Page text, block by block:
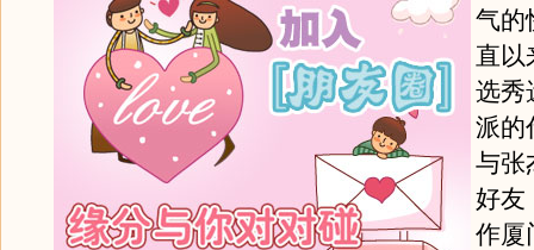
气的
直以
选秀
派的
与张
好友
作厦